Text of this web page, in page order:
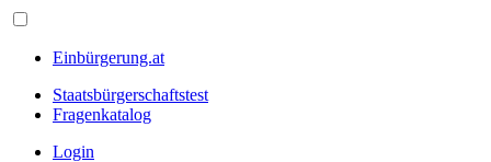
Einbürgerung.at
Staatsbürgerschaftstest
Fragenkatalog
Login